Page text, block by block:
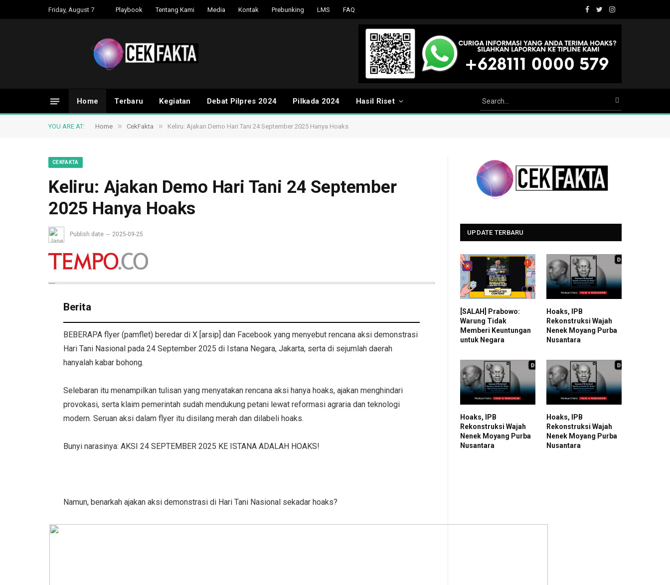
Friday, August 7 Playbook Tentang Kami Media Kontak Prebunking LMS FAQ
Facebook
TwitterInstagram
Home Terbaru Kegiatan Debat Pilpres 2024 Pilkada 2024 Hasil Riset
YOU ARE AT: Home » CekFakta » Keliru: Ajakan Demo Hari Tani 24 September 2025 Hanya Hoaks
CEKFAKTA
Keliru: Ajakan Demo Hari Tani 24 September
2025 Hanya Hoaks
Publish date 2025-09-25
Berita
BEBERAPA flyer (pamflet) beredar di X [arsip] dan Facebook yang menyebut rencana aksi demonstrasi
Hari Tani Nasional pada 24 September 2025 di Istana Negara, Jakarta, serta di sejumlah daerah
hanyalah kabar bohong.
Selebaran itu menampilkan tulisan yang menyatakan rencana aksi hanya hoaks, ajakan menghindari
provokasi, serta klaim pemerintah sudah mendukung petani lewat reformasi agraria dan teknologi
modern. Seruan aksi dalam flyer itu disilang merah dan dilabeli hoaks.
Bunyi narasinya: AKSI 24 SEPTEMBER 2025 KE ISTANA ADALAH HOAKS!
Namun, benarkah ajakan aksi demonstrasi di Hari Tani Nasional sekadar hoaks?
UPDATE TERBARU
[SALAH] Prabowo:
Warung Tidak
Memberi Keuntungan
untuk Negara
Hoaks, IPB
Rekonstruksi Wajah
Nenek Moyang Purba
Nusantara
Hoaks, IPB
Rekonstruksi Wajah
Nenek Moyang Purba
Nusantara
Hoaks, IPB
Rekonstruksi Wajah
Nenek Moyang Purba
Nusantara